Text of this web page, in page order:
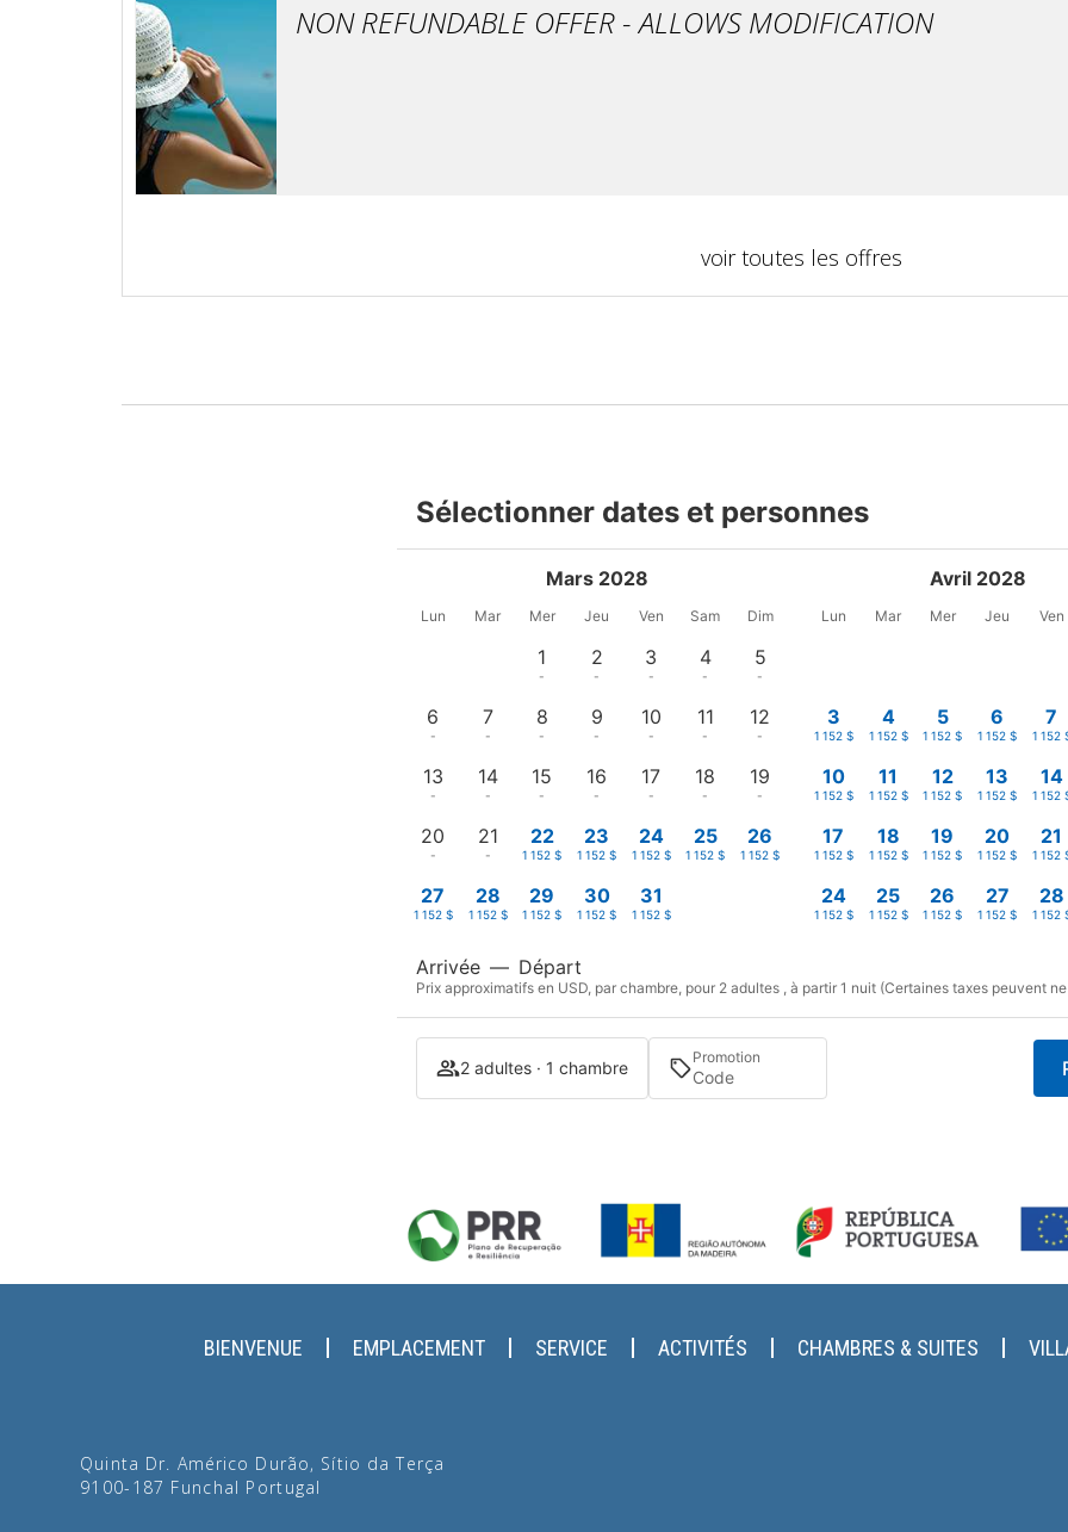
NON REFUNDABLE OFFER - ALLOWS MODIFICATION
voir toutes les offres
Sélectionner dates et personnes
Mars 2028
Lun Mar Mer Jeu Ven Sam Dim
1
-
2
-
3
-
4
-
5
-
6
-
7
-
8
-
9
-
10
-
11
-
12
-
13
-
14
-
15
-
16
-
17
-
18
-
19
-
20
-
21
-
22
1 152 $
23
1 152 $
24
1 152 $
25
1 152 $
26
1 152 $
27
1 152 $
28
1 152 $
29
1 152 $
30
1 152 $
31
1 152 $
Avril 2028
Lun Mar Mer Jeu Ven
3
1 152 $
4
1 152 $
5
1 152 $
6
1 152 $
7
1 152
10
1 152 $
11
1 152 $
12
1 152 $
13
1 152 $
14
1 152
17
1 152 $
18
1 152 $
19
1 152 $
20
1 152 $
21
1 152
24
1 152 $
25
1 152 $
26
1 152 $
27
1 152 $
28
1 152
Arrivée — Départ
Prix approximatifs en USD, par chambre, pour 2 adultes , à partir 1 nuit (Certaines taxes peuvent
2 adultes · 1 chambre Promotion
BIENVENUE EMPLACEMENT SERVICE ACTIVITÉS CHAMBRES & SUITES
Quinta Dr. Américo Durão, Sítio da Terça
9100-187 Funchal Portugal